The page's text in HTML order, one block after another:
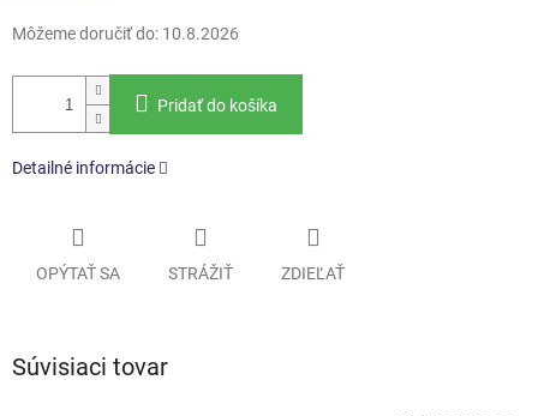
Môžeme doručiť do: 10.8.2026
Pridať do košíka
Detailné informácie
OPÝTAŤ SA STRÁŽIŤ ZDIEĽAŤ
Súvisiaci tovar